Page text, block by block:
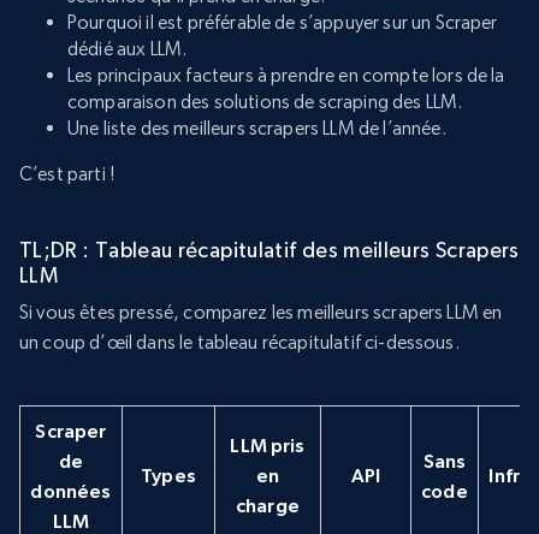
Pourquoi il est préférable de s’appuyer sur un Scraper
dédié aux LLM.
Les principaux facteurs à prendre en compte lors de la
comparaison des solutions de scraping des LLM.
Une liste des meilleurs scrapers LLM de l’année.
C’est parti !
TL;DR : Tableau récapitulatif des meilleurs Scrapers
LLM
Si vous êtes pressé, comparez les meilleurs scrapers LLM en
un coup d’œil dans le tableau récapitulatif ci-dessous.
Scraper
de
données
LLM
Types
LLM pris
en
charge
API
Sans
code